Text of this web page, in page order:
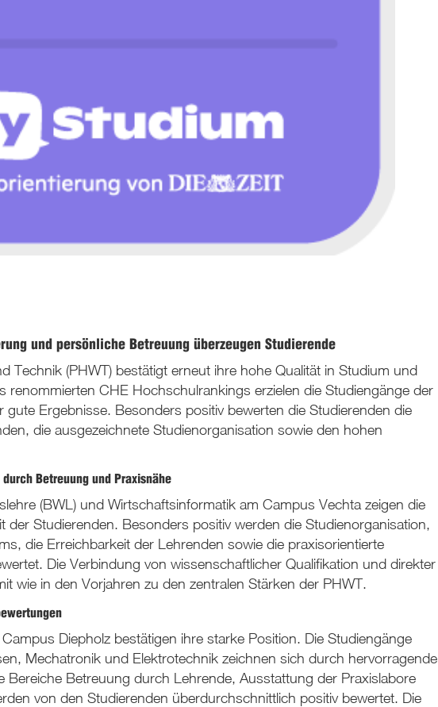
und persönliche Betreuung überzeugen Studierende
Technik (PHWT) bestätigt erneut ihre hohe Qualität in Studium und
renommierten CHE Hochschulrankings erzielen die Studiengänge der
Ergebnisse. Besonders positiv bewerten die Studierenden die
die ausgezeichnete Studienorganisation sowie den hohen
Betreuung und Praxisnähe
(BWL) und Wirtschaftsinformatik am Campus Vechta zeigen die
der Studierenden. Besonders positiv werden die Studienorganisation,
die Erreichbarkeit der Lehrenden sowie die praxisorientierte
Die Verbindung von wissenschaftlicher Qualifikation und direkter
wie in den Vorjahren zu den zentralen Stärken der PHWT.
Diepholz bestätigen ihre starke Position. Die Studiengänge
Mechatronik und Elektrotechnik zeichnen sich durch hervorragende
Betreuung durch Lehrende, Ausstattung der Praxislabore
von den Studierenden überdurchschnittlich positiv bewertet. Die